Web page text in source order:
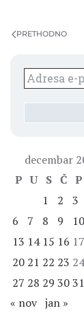
PRETHODNO
decembar
P U S Č P
1
2 3
6
7 8 9 10
13 14 15 16 17
20 21 22 23 24
27 28 29 3031
« nov jan »